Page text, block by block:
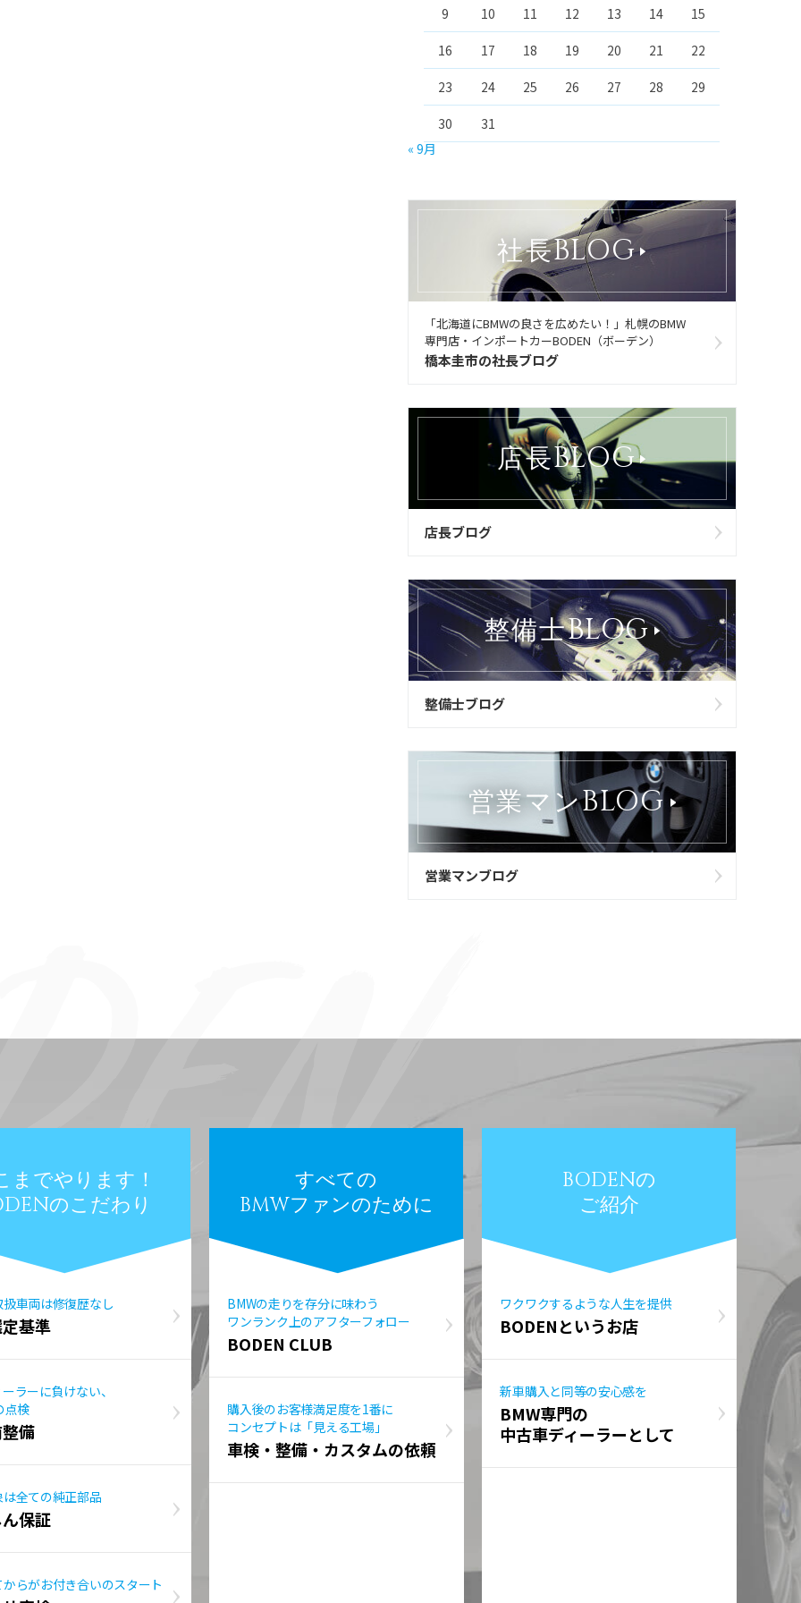
9 10 11 12 13 14 15
16 17 18 19 20 21 22
23 24 25 26 27 28 29
30
31
« 9月
社長BLOG
「北海道にBMWの良さを広めたい！」札幌のBMW
専門店・インポートカーBODEN（ボーデン）
橋本圭市の社長ブログ
店長BLOG
店長ブログ
整備士BLOG
整備士ブログ
営業マンBLOG
営業マンブログ
までやります！
のこだわり
車両は修復歴なし
基準
ラーに負けない、
点検
備
全ての純正部品
保証
らがお付き合いのスタート
すべての
BMWファンのために
BMWの走りを存分に味わう
ワンランク上のアフターフォロー
BODEN CLUB
購入後のお客様満足度を1番に
コンセプトは「見える工場」
車検・整備・カスタムの依頼
BODENの
ご紹介
ワクワクするような人生を提供
BODENというお店
新車購入と同等の安心感を
BMW専門の
中古車ディーラーとして